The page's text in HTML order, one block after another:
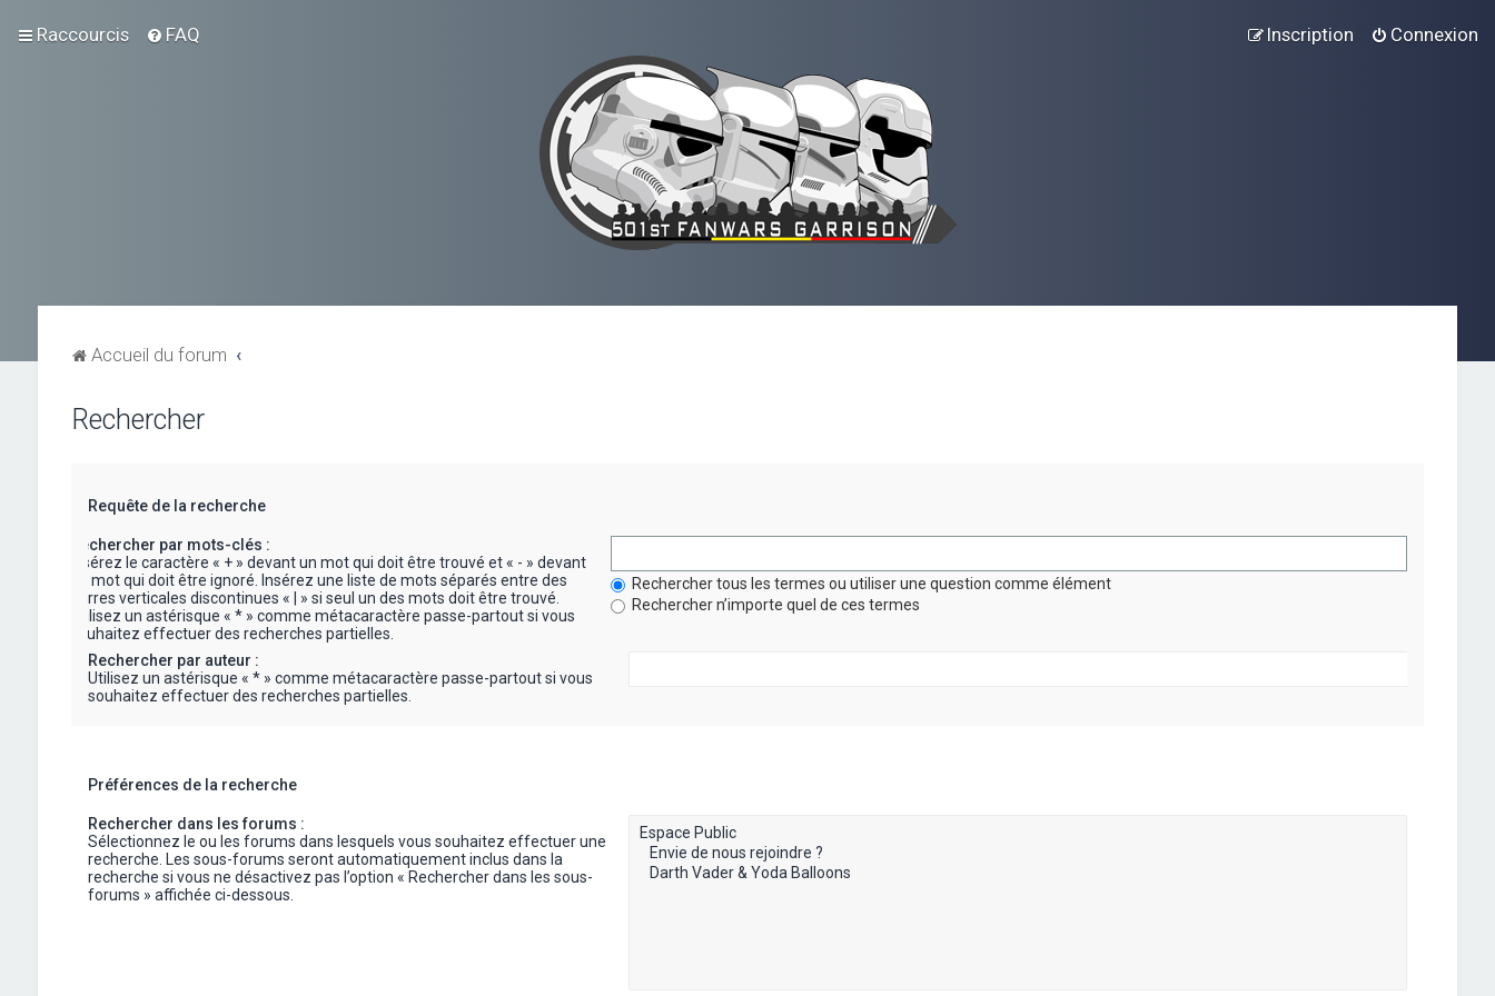
Raccourcis FAQ Connexion
Inscription
Accueil du forum
Rechercher
Requête de la recherche
Rechercher par mots-clés :
Insérez le caractère « + » devant un mot qui doit être trouvé et « - » devant
un mot qui doit être ignoré. Insérez une liste de mots séparés entre des
barres verticales discontinues « | » si seul un des mots doit être trouvé.
Utilisez un astérisque « * » comme métacaractère passe-partout si vous
souhaitez effectuer des recherches partielles.
Rechercher tous les termes ou utiliser une question comme élément
Rechercher n’importe quel de ces termes
Rechercher par auteur :
Utilisez un astérisque « * » comme métacaractère passe-partout si vous
souhaitez effectuer des recherches partielles.
Préférences de la recherche
Rechercher dans les forums :
Sélectionnez le ou les forums dans lesquels vous souhaitez effectuer une
recherche. Les sous-forums seront automatiquement inclus dans la
recherche si vous ne désactivez pas l’option « Rechercher dans les sous-
forums » affichée ci-dessous.